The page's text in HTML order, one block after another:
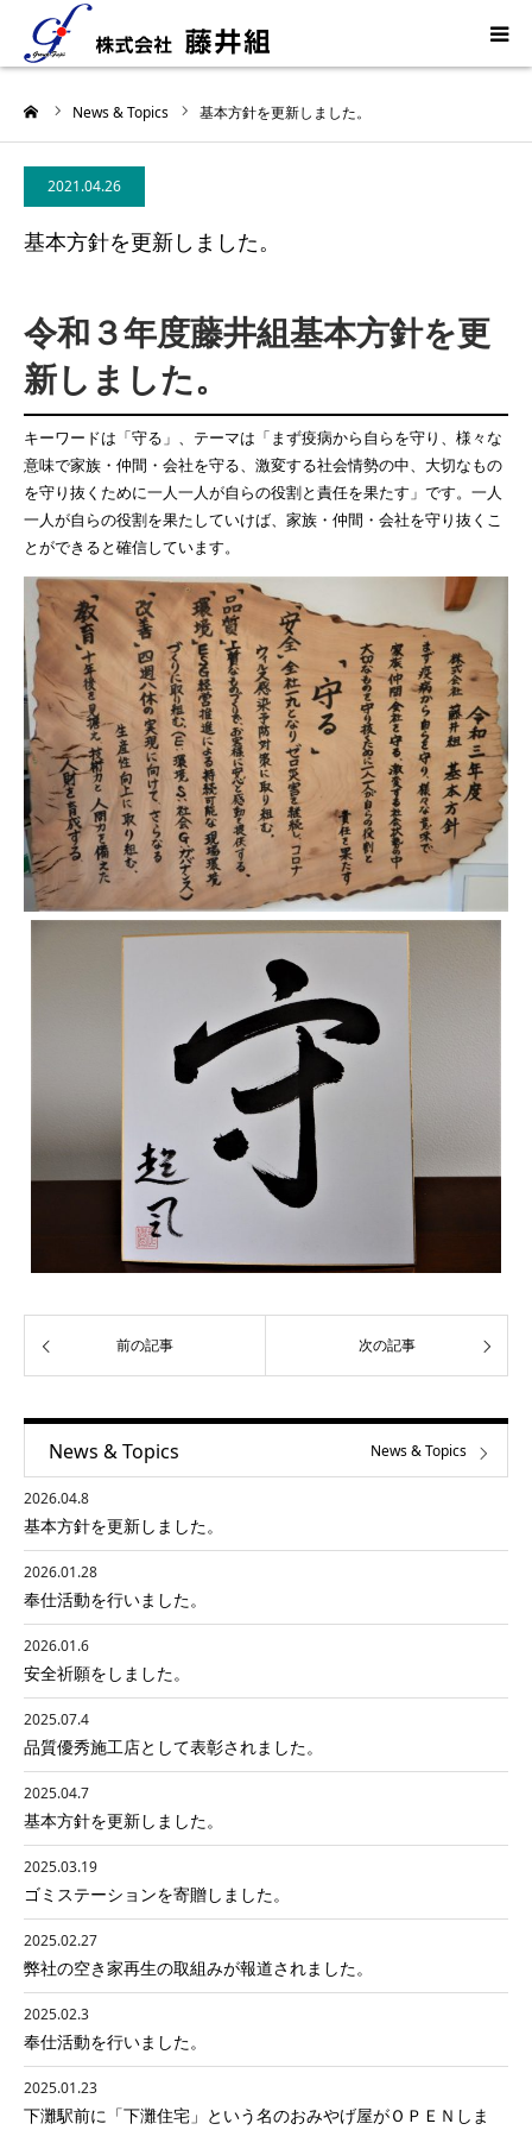
News & Topics 基本方針を更新しました。
2021.04.26
基本方針を更新しました。
令和３年度藤井組基本方針を更
新しました。
キーワードは「守る」、テーマは「まず疫病から自らを守り、様々な
意味で家族・仲間・会社を守る、激変する社会情勢の中、大切なもの
を守り抜くために一人一人が自らの役割と責任を果たす」です。一人
一人が自らの役割を果たしていけば、家族・仲間・会社を守り抜くこ
とができると確信しています。
前の記事 次の記事
News & Topics
2026.04.8
基本方針を更新しました。
2026.01.28
奉仕活動を行いました。
2026.01.6
安全祈願をしました。
2025.07.4
品質優秀施工店として表彰されました。
2025.04.7
基本方針を更新しました。
2025.03.19
ゴミステーションを寄贈しました。
2025.02.27
弊社の空き家再生の取組みが報道されました。
2025.02.3
奉仕活動を行いました。
2025.01.23
下灘駅前に「下灘住宅」という名のおみやげ屋がＯＰＥＮしま
News & Topics
ReL!FE
鳥獣害110番
企業情報
消費者志向自主宣言